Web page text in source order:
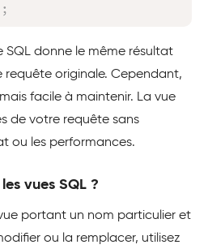
;
SQL donne le même résultat
requête originale. Cependant,
facile à maintenir. La vue
de votre requête sans
ou les performances.
vues SQL ?
portant un nom particulier et
ou la remplacer, utilisez